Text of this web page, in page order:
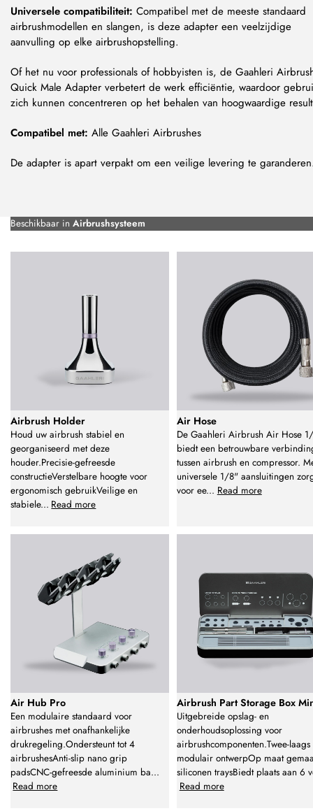
Universele compatibiliteit: Compatibel met de meeste standaard
airbrushmodellen en slangen, is deze adapter een veelzijdige
aanvulling op elke airbrushopstelling.
Of het nu voor professionals of hobbyisten is, de Gaahleri
Quick Male Adapter verbetert de werk efficiëntie, waardoor
zich kunnen concentreren op het behalen van hoogwaardige
Compatibel met: Alle Gaahleri Airbrushes
De adapter is apart verpakt om een veilige levering te
Beschikbaar in Airbrushsysteem
Airbrush Holder
Houd uw airbrush stabiel en
georganiseerd met deze
houder.Precisie-gefreesde
constructieVerstelbare hoogte voor
ergonomisch gebruikVeilige en
stabiele... Read more
Air Hose
De Gaahleri Airbrush Air Hose
biedt een betrouwbare
tussen airbrush en compressor.
universele 1/8" aansluitingen
voor ee... Read more
Air Hub Pro
Een modulaire standaard voor
airbrushes met onafhankelijke
drukregeling.Ondersteunt tot 4
airbrushesAnti-slip nano grip
padsCNC-gefreesde aluminium ba...
Read more
Airbrush Part Storage Box
Uitgebreide opslag- en
onderhoudsoplossing voor
airbrushcomponenten.Twee-laags
modulair ontwerpOp maat
siliconen traysBiedt plaats aan 6
Read more